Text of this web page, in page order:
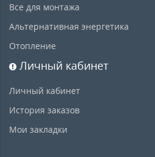
Все для монтажа
Альтернативная энергетика
Отопление
Личный кабинет
Личный кабинет
История заказов
Мои закладки